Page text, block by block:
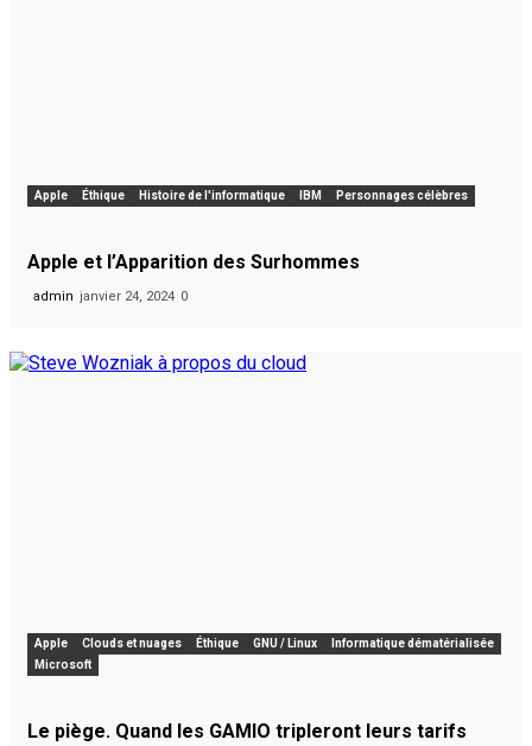
Apple Éthique Histoire de l'informatique IBM Personnages célèbres
Apple et l’Apparition des Surhommes
admin janvier 24, 2024 0
Apple Clouds et nuages Éthique GNU / Linux
Informatique dématérialisée
Microsoft
Le piège. Quand les GAMIO tripleront leurs tarifs